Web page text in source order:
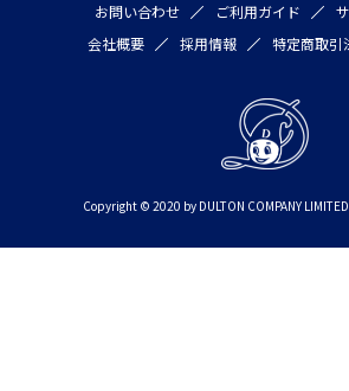
お問い合わせ ご利用ガイド
会社概要
採用情報 特定商取引
Copyright © 2020 by DULTON COMPANY